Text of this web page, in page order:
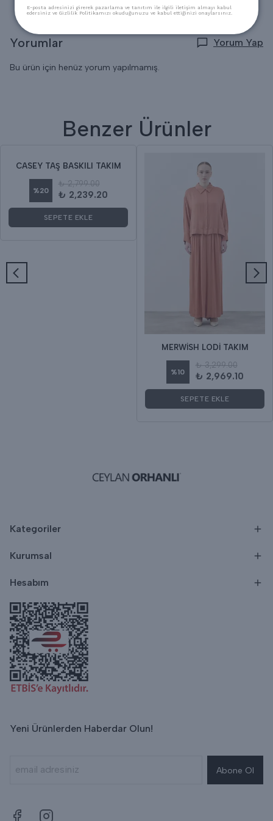
Yorumlar Yorum Yap
Bu ürün için henüz yorum yapılmamış.
Benzer Ürünler
CASEY TAŞ BASKILI TAKIM
%20
₺ 2,799.00
₺ 2,239.20
SEPETE EKLE
MERWİSH LODİ TAKIM
%10
₺ 3,299.00
₺ 2,969.10
SEPETE EKLE
Kategoriler
Kurumsal
Hesabım
Yeni Ürünlerden Haberdar Olun!
Abone Ol
E-posta adresinizi girerek pazarlama ve tanıtım ile ilgili iletişim almayı kabul
edersiniz ve Gizlilik Politikamızı okuduğunuzu ve kabul ettiğinizi onaylarsınız.